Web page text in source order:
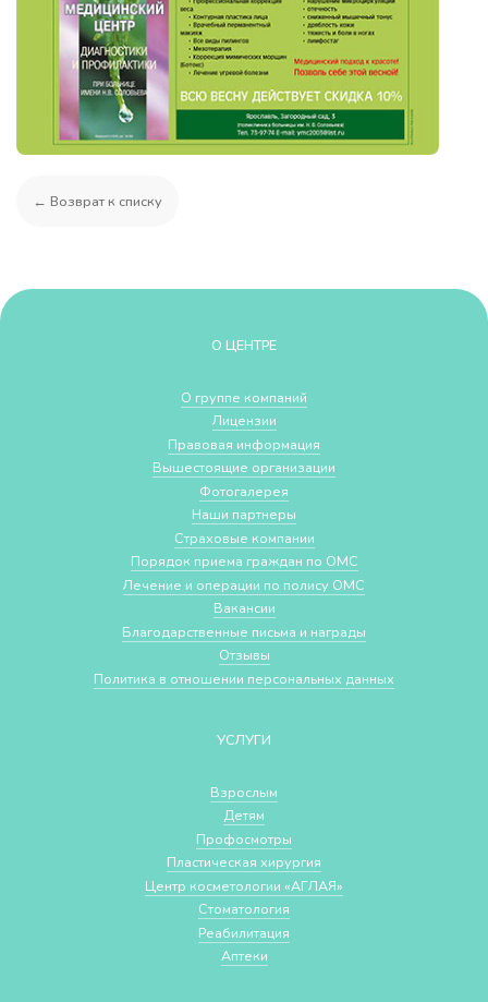
← Возврат к списку
О ЦЕНТРЕ
О группе компаний
Лицензии
Правовая информация
Вышестоящие организации
Фотогалерея
Наши партнеры
Страховые компании
Порядок приема граждан по ОМС
Лечение и операции по полису ОМС
Вакансии
Благодарственные письма и награды
Отзывы
Политика в отношении персональных данных
УСЛУГИ
Взрослым
Детям
Профосмотры
Пластическая хирургия
Центр косметологии «АГЛАЯ»
Стоматология
Реабилитация
Аптеки